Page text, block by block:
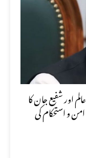
اور شفیع جان کا
و استحکام کی